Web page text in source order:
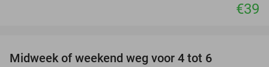
€39
Midweek of weekend weg voor 4 tot 6